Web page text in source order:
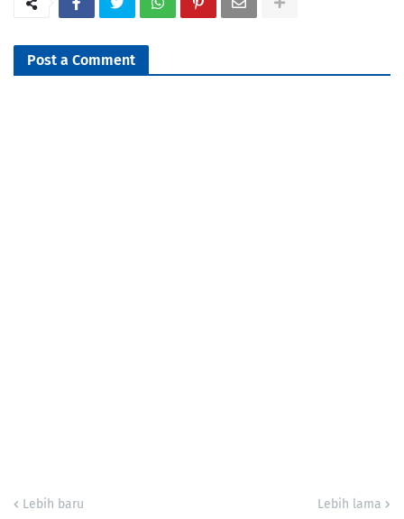
Post a Comment
Lebih baru Lebih lama